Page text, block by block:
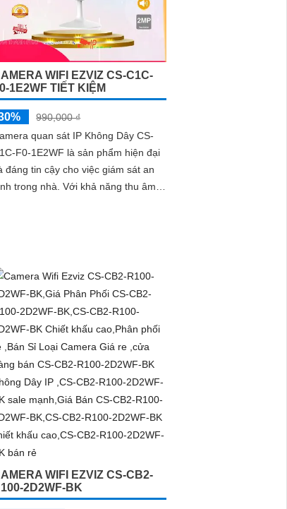
WIFI EZVIZ CS-C1C-
1E2WF TIẾT KIỆM
990,000 ₫
quan sát IP Không Dây CS-
F0-1E2WF là sản phẩm hiện đại
đáng tin cậy cho việc giám sát an
trong nhà. Với khả năng thu âm
WIFI EZVIZ CS-CB2-
2D2WF-BK